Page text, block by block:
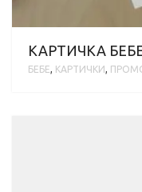
КАРТИЧКА БЕБЕ
БЕБЕ, КАРТИЧКИ,